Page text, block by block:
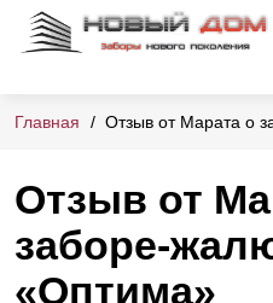
Главная Отзыв от Марата о
Отзыв от
заборе-
«Оптима»